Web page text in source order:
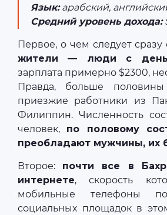
Язык:арабский,
Средний уровень дохода:
Первое, о чем следует сразу
жители — люди с
зарплата примерно $2300,
Правда, больше
приезжие работники из
Филиппин. Численность
человек, по половому
преобладают мужчины, их
Второе: почти все в
интернете, скорость
мобильные телефоны
социальных площадок в